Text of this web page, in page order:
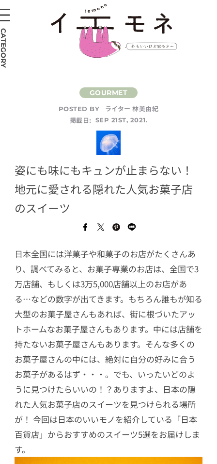
POSTED BY
ライター 林美由紀
掲載日:
SEP 21ST, 2021.
姿にも味にもキュンが止まらない！
地元に愛される隠れた人気お菓子店
のスイーツ
日本全国には洋菓子や和菓子のお店がたくさんあ
り、調べてみると、お菓子専業のお店は、全国で3
万店舗、もしくは3万5,000店舗以上のお店があ
る…などの数字が出てきます。もちろん誰もが知る
大型のお菓子屋さんもあれば、街に根づいたアッ
トホームなお菓子屋さんもあります。中には店舗を
持たないお菓子屋さんもあります。そんな多くの
お菓子屋さんの中には、絶対に自分の好みに合う
お菓子があるはず・・・。でも、いったいどのよ
うに見つけたらいいの！？ありますよ、日本の隠
れた人気お菓子店のスイーツを見つけられる場所
が！ 今回は日本のいいモノを紹介している「日本
百貨店」からおすすめのスイーツ5選をお届けしま
す。